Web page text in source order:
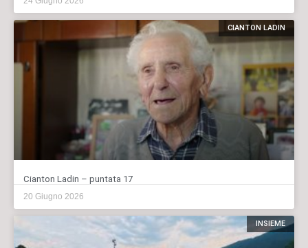
CIANTON LADIN
Cianton Ladin – puntata 17
20 Giugno 2026
INSIEME